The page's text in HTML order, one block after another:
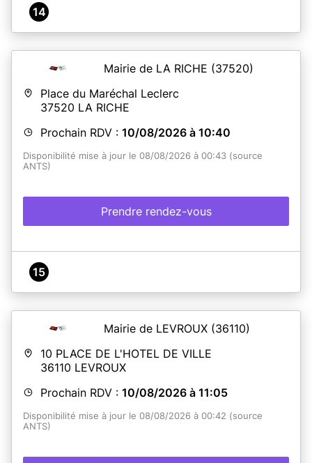
14
Mairie de LA RICHE (37520)
Place du Maréchal Leclerc
37520 LA RICHE
Prochain RDV : 10/08/2026 à 10:40
Disponibilité mise à jour le 08/08/2026 à 00:43 (source
ANTS)
Prendre rendez-vous
15
Mairie de LEVROUX (36110)
10 PLACE DE L'HOTEL DE VILLE
36110 LEVROUX
Prochain RDV : 10/08/2026 à 11:05
Disponibilité mise à jour le 08/08/2026 à 00:42 (source
ANTS)